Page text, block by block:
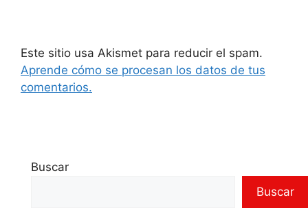
Este sitio usa Akismet para reducir el spam.
Aprende cómo se procesan los datos de tus
comentarios.
Buscar
Buscar